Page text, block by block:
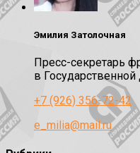
Эмилия Затолочная
Пресс-секретарь
в
+7 (926) 356-72-42
e_milia@mail.ru